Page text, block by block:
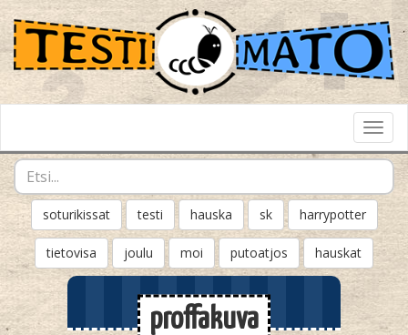
soturikissat testi hauska sk harrypotter
tietovisa joulu moi putoatjos hauskat
proffakuva